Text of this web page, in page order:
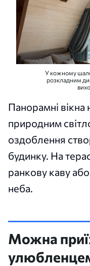
У кожному шале
розкладним
Панорамні
природним
оздоблення
будинку. На
ранкову каву
неба.
Можна